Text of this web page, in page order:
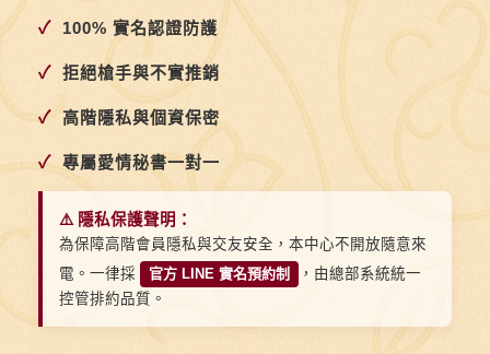
✓ 100% 實名認證防護
✓ 拒絕槍手與不實推銷
✓ 高階隱私與個資保密
✓ 專屬愛情秘書一對一
⚠️ 隱私保護聲明：
為保障高階會員隱私與交友安全，本中心不開放隨意來
電。一律採
官方 LINE 實名預約制
，由總部系統統一
控管排約品質。